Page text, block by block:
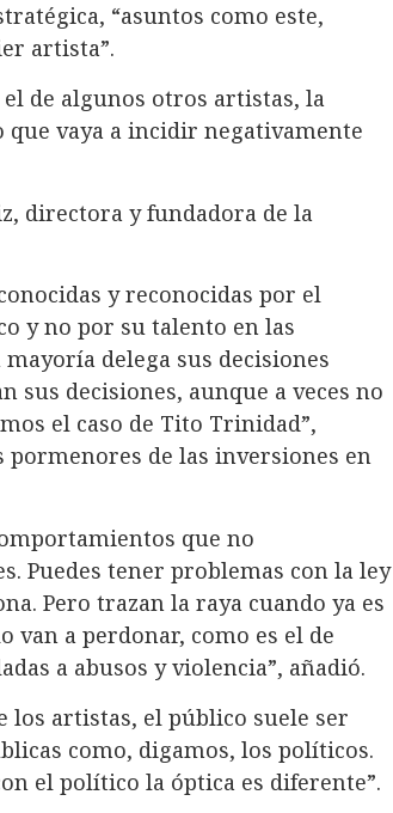
“asuntos como este,
artista”.
el de algunos otros artistas, la
que vaya a incidir negativamente
directora y fundadora de la
y reconocidas por el
y no por su talento en las
delega sus decisiones
sus decisiones, aunque a veces no
el caso de Tito Trinidad”,
pormenores de las inversiones en
que no
Puedes tener problemas con la ley
Pero trazan la raya cuando ya es
van a perdonar, como es el de
a abusos y violencia”, añadió.
los artistas, el público suele ser
como, digamos, los políticos.
el político la óptica es diferente”.